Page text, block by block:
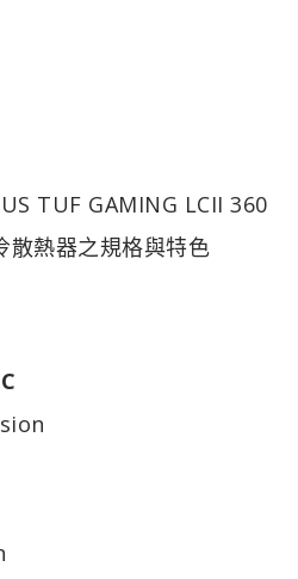
TUF GAMING LCII 360
散熱器之規格與特色